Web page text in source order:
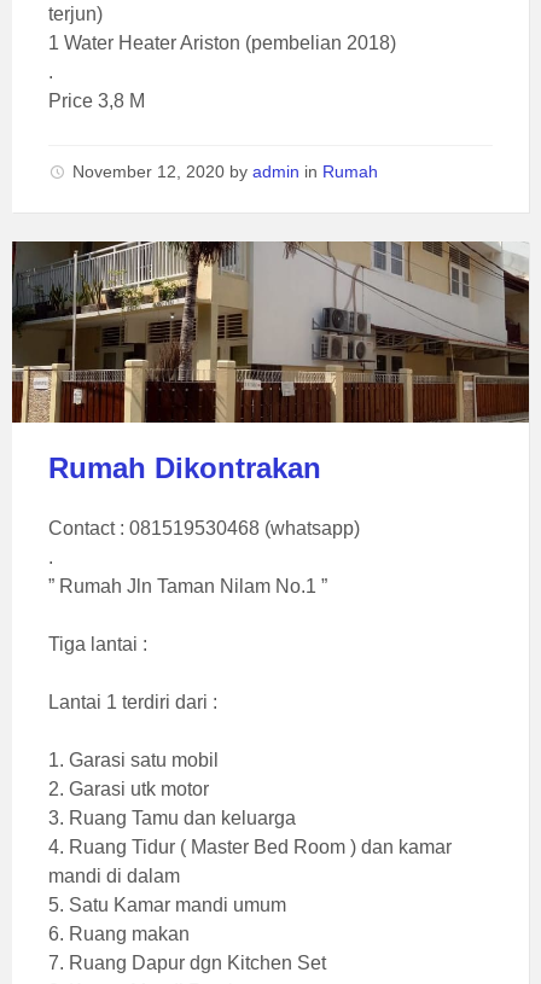
terjun)
1 Water Heater Ariston (pembelian 2018)
.
Price 3,8 M
November 12, 2020 by admin in Rumah
Rumah Dikontrakan
Contact : 081519530468 (whatsapp)
.
” Rumah Jln Taman Nilam No.1 ”
Tiga lantai :
Lantai 1 terdiri dari :
1. Garasi satu mobil
2. Garasi utk motor
3. Ruang Tamu dan keluarga
4. Ruang Tidur ( Master Bed Room ) dan kamar
mandi di dalam
5. Satu Kamar mandi umum
6. Ruang makan
7. Ruang Dapur dgn Kitchen Set